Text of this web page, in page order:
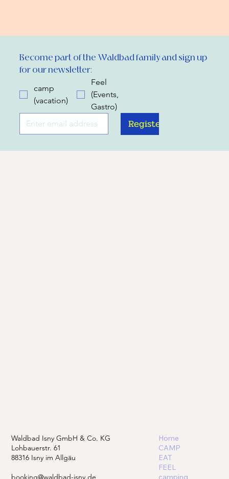
Become part of the Waldbad family and sign up
for our newsletter:
camp
(vacation)
Feel
(Events,
Gastro)
Register
Waldbad Isny GmbH & Co. KG
Lohbauerstr. 61
88316 Isny im Allgäu
booking@waldbad-isny.de
Home
CAMP
EAT
FEEL
camping